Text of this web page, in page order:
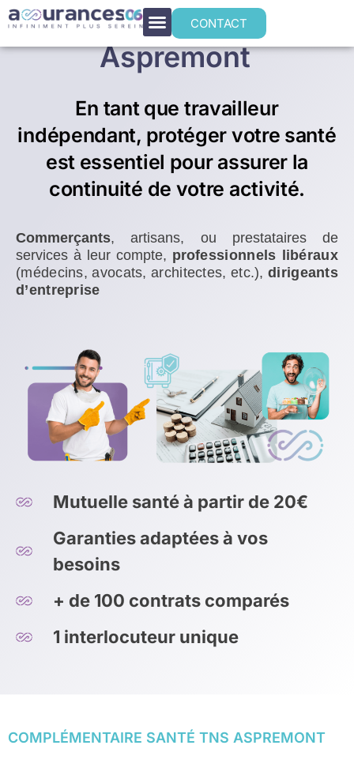
CONTACT
Mutuelle santé TNS
Aspremont
En tant que travailleur
indépendant, protéger votre santé
est essentiel pour assurer la
continuité de votre activité.
Commerçants, artisans, ou prestataires de
services à leur compte, professionnels libéraux
(médecins, avocats, architectes, etc.), dirigeants
d’entreprise
Mutuelle santé à partir de 20€
Garanties adaptées à vos
besoins
+ de 100 contrats comparés
1 interlocuteur unique
COMPLÉMENTAIRE SANTÉ TNS ASPREMONT